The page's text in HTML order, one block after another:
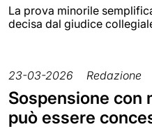
La prova minorile
decisa dal giudice
23-03-2026 Redazione
Sospensione con
può essere